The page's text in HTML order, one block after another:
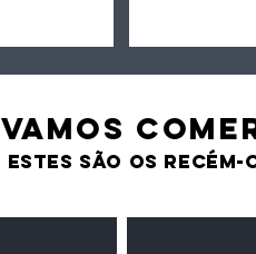
VAMOS
estes são os recém-